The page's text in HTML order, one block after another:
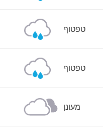
טפטוף
טפטוף
מעונן